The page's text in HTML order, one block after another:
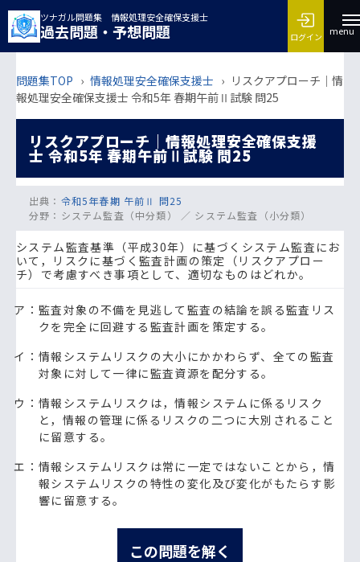
ツナガル問題集 情報処理安全確保支援士
過去問題・予想問題 ログイン menu
問題集TOP › 情報処理安全確保支援士 › リスクアプローチ｜情
報処理安全確保支援士 令和5年 春期午前Ⅱ試験 問25
リスクアプローチ｜情報処理安全確保支援
士 令和5年 春期午前Ⅱ試験 問25
出典： 令和5年春期 午前Ⅱ 問25
分野： システム監査（中分類） ／ システム監査（小分類）
システム監査基準（平成30年）に基づくシステム監査にお
いて，リスクに基づく監査計画の策定（リスクアプロー
チ）で考慮すべき事項として、適切なものはどれか。
ア：監査対象の不備を見逃して監査の結論を誤る監査リス
クを完全に回避する監査計画を策定する。
イ：情報システムリスクの大小にかかわらず、全ての監査
対象に対して一律に監査資源を配分する。
ウ：情報システムリスクは，情報システムに係るリスク
と，情報の管理に係るリスクの二つに大別されること
に留意する。
エ：情報システムリスクは常に一定ではないことから，情
報システムリスクの特性の変化及び変化がもたらす影
響に留意する。
この問題を解く